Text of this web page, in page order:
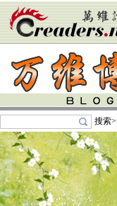
搜索